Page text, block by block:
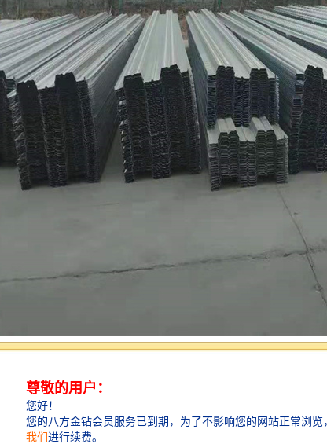
捷，而且还不用拆模，更是可以多屋进行同时施工，这也是大大